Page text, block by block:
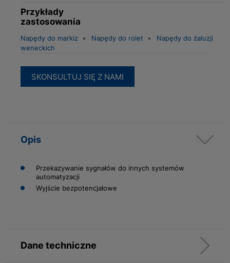
Przykłady
zastosowania
Napędy do markiz Napędy do rolet
Napędy do żaluzji
weneckich
SKONSULTUJ SIĘ Z NAMI
Opis
Przekazywanie sygnałów do innych systemów
automatyzacji
Wyjście bezpotencjałowe
Dane techniczne